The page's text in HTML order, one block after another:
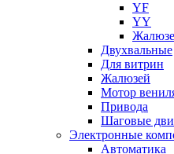
YF
YY
Двухвальные
Для витрин
Жалюзей
Мотор
Привода
Шаговые
Электронные
Автоматика